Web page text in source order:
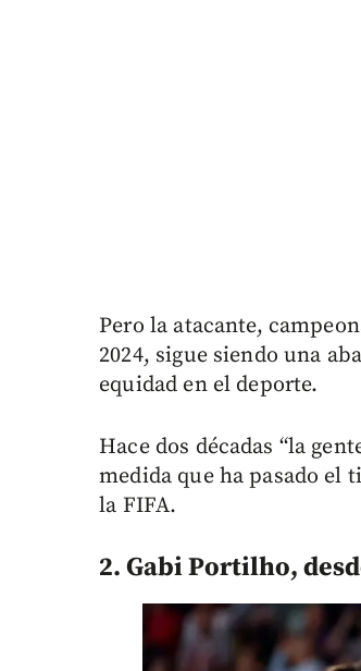
Pero la atacante,
2024, sigue siendo una
equidad en el deporte.
Hace dos décadas “la
medida que ha pasado el
la FIFA.
2. Gabi Portilho,